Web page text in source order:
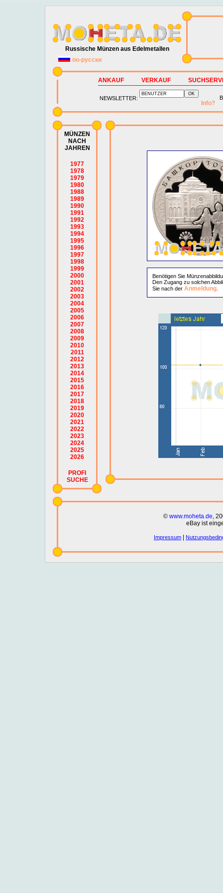
Russische Münzen aus Edelmetallen
по-русски
ANKAUF VERKAUF
NEWSLETTER:
Info?
MÜNZEN
NACH
JAHREN
1977
1978
1979
1980
1988
1989
1990
1991
1992
1993
1994
1995
1996
1997
1998
1999
2000
2001
2002
2003
2004
2005
2006
2007
2008
2009
2010
2011
2012
2013
2014
2015
2016
2017
2018
2019
2020
2021
2022
2023
2024
2025
2026
PROFI
SUCHE
Benötigen Sie
Den Zugang zu solchen
Sie nach der Anmeldung.
© www.moheta.de,
eBay ist
Impressum